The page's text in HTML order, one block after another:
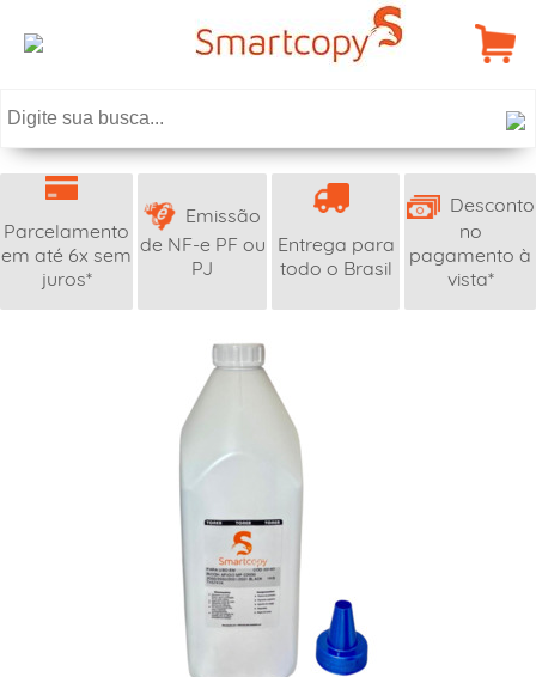
Parcelamento
em até 6x sem
juros*
Emissão
de NF-e PF ou
PJ
Entrega para
todo o Brasil
Desconto
no
pagamento à
vista*